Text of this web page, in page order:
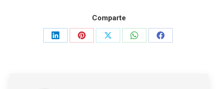
Comparte
Share
Share
Share
Share
Share